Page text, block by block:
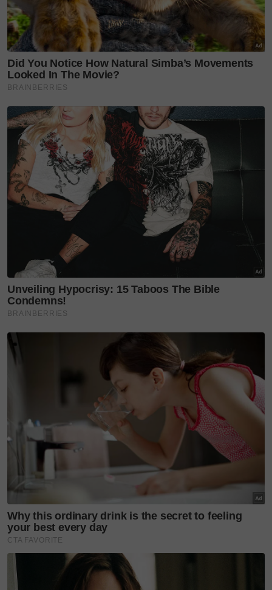
Ketika ditemu bual, ibu kepada Tengku Umayr
menzahirkan rasa syukur yang mendalam atas
kelancaran proses pembelajaran anaknya sama ada
ketika berada di premis sekolah mahupun sewaktu
bercuti di rumah.
Artikel Berkaitan:
Hafizah 30 juzuk, bekas pelajar pondok
cemerlang 4.0 STPM. Kisah Tunku Nur Syakirah
urus bapa strok runtun hati netizen
‘Mak potong gaji sendiri’ -Berkat RM10 sebulan
sejak kecil, 10 beradik tunai haji usia muda
serentak
maut dilanggar reda takdir, kakak mahu
Fatimatul Hawa jumpa umi di syurga
Disiplin dan doa bantu Asiah hafaz 30 juzuk al-
Quran, UstazLah menangis syukur atas kejayaan
anak – ‘Ini hadiah Ramadan terindah’
Sementara itu, salah seorang panel penguji, Ustaz
Ahmad Lutfi berkongsi momen luar biasa anak muda
itu memasuki mod separuh sedar dalam tempoh
tasmik berkenaan.
"Bacaannya apabila masuk ke 15 juzuk kedua sudah
masuk ke mod separa sedar tetapi bibirnya tetap
kumat kamit bacaan ayat suci al-Quran.
"Yang lebih terharu bacaan dia tiada dari kami panel
enam orang. Tiada yang dia lupa. Semuanya disemak